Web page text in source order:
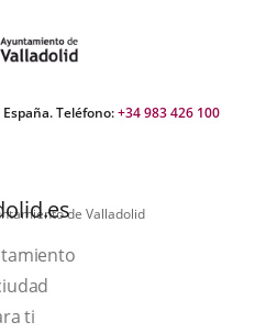
Teléfono:+34 983 426 100
de Valladolid
ti